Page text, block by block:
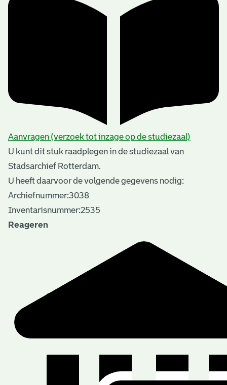
Aanvragen (verzoek tot inzage op de studiezaal)
U kunt dit stuk raadplegen in de studiezaal van
Stadsarchief Rotterdam.
U heeft daarvoor de volgende gegevens nodig:
Archiefnummer:3038
Inventarisnummer:2535
Reageren